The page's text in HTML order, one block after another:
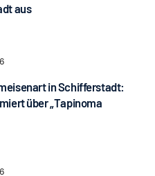
aus
in Schifferstadt:
über „Tapinoma